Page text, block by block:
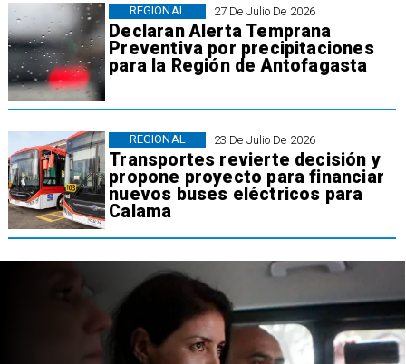
27 De Julio De 2026
Declaran Alerta Temprana
Preventiva por precipitaciones
para la Región de Antofagasta
REGIONAL
23 De Julio De 2026
Transportes revierte decisión y
propone proyecto para financiar
nuevos buses eléctricos para
Calama
REGIONAL